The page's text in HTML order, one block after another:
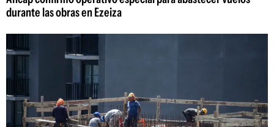
durante las obras en Ezeiza